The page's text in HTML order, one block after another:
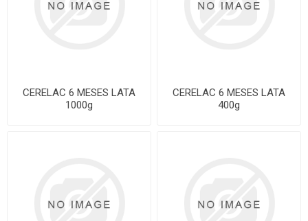
CERELAC 6 MESES LATA
1000g
CERELAC 6 MESES LATA
400g